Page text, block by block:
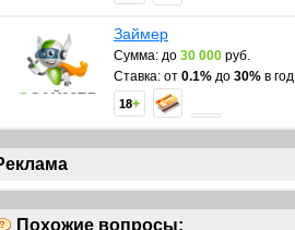
Займер
Сумма: до 30 000 руб.
Ставка: от 0.1% до 30% в год
18+
Похожие вопросы: